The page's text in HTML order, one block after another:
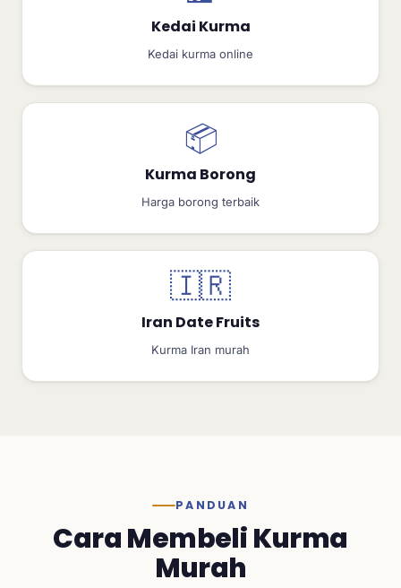
Kedai Kurma
Kedai kurma online
📦
Kurma Borong
Harga borong terbaik
🇮🇷
Iran Date Fruits
Kurma Iran murah
PANDUAN
Cara Membeli Kurma
Murah